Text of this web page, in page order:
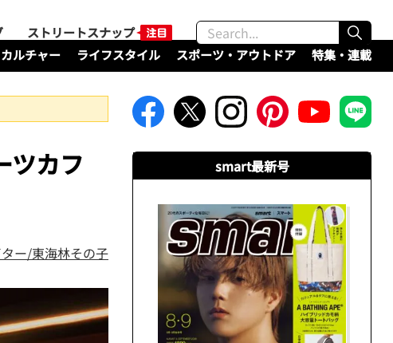
ストリートスナップ
カルチャー ライフスタイル スポーツ・アウトドア 特集・連載
ツカフ
ター/東海林その子
smart最新号